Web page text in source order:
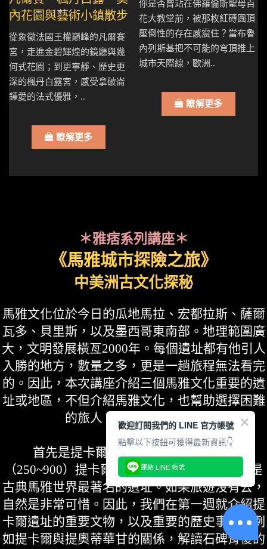
內花園與藝術小鎮散步
從象徵法國王權巔峰的凡爾賽
宮，走進金碧輝煌的鏡廳與幾
何式花園；到更寧靜、歷史更
深的楓丹白露宮，感受拿破崙
鍾愛的法式優雅，..
瞭解更多
你是否曾站在佛羅倫斯聖母百
花大教堂前，被那枚紅磚圓頂
壓倒性的存在感震住？當布魯
內列斯基把不可能的穹頂推上
城市天際線，歐洲..
瞭解更多
＊雅痞系列講座＊
《馬雅城市探險之旅》
中美洲古文化探秘
馬雅文化位於今日的瓜地馬拉、宏都拉斯、薩爾
瓦多、貝里斯，以及墨西哥東南部。地理範圍廣
大，文明發展橫亙2000年。每個遺址都有他引人
入勝的地方，數量之多，更是一趟旅程無法看完
的。因此，本次講座介紹三個馬雅文化重要的遺
址或地區，不但介紹馬雅文化，也幫助選擇困難
的旅人，排列優先順序。
首先是提卡爾（Tikal），在古典馬雅
（250~900）提卡爾最重要的政治體，同時也是
古典馬雅世界最著名的遺址。如果旅遊沒有去，
自然是非常可惜。因此，我們在第一週就介紹提
卡爾遺址的重要文物，以及重要的歷史事件。例
如提卡爾與提奧蒂華甘的關係，解讀石碑背後的
歡迎訂閱我們的 LINE 官方帳號
點擊以下按鈕可獲得最新資訊👇
連結 LINE 帳號